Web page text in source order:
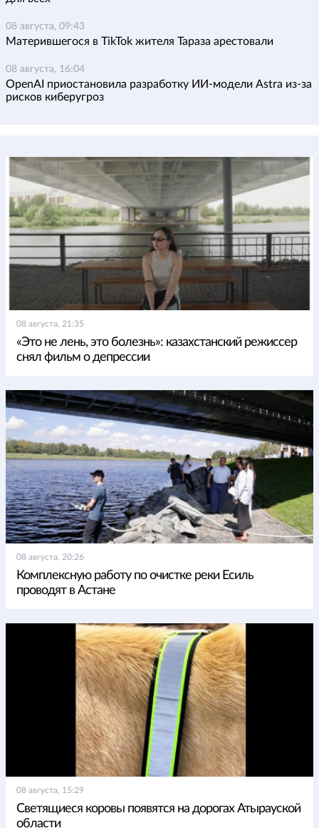
08 августа, 09:43
Матерившегося в TikTok жителя Тараза арестовали
08 августа, 16:04
OpenAI приостановила разработку ИИ-модели Astra из-за
рисков киберугроз
08 августа, 21:35
«Это не лень, это болезнь»: казахстанский режиссер
снял фильм о депрессии
08 августа, 20:26
Комплексную работу по очистке реки Есиль
проводят в Астане
08 августа, 15:29
Светящиеся коровы появятся на дорогах Атырауской
области